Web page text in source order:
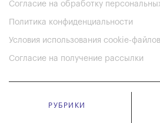
Согласие на обработку
Политика конфиденциальности
Условия использования cookie-файлов
Согласие на получение рассылки
РУБРИКИ